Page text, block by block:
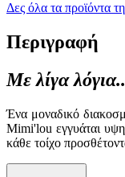
Δες όλα τα προϊόντα
Περιγραφή
Με λίγα
Ένα μοναδικό
Mimi'lou εγγυάται
κάθε τοίχο